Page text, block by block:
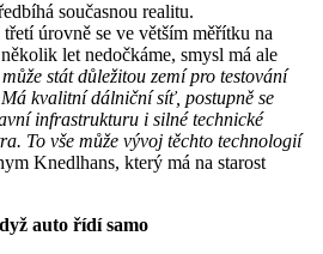
současnou realitu.
úrovně se ve větším měřítku na
let nedočkáme, smysl má ale
stát důležitou zemí pro testování
kvalitní dálniční síť, postupně se
infrastrukturu i silné technické
To vše může vývoj těchto technologií
Knedlhans, který má na starost
auto řídí samo